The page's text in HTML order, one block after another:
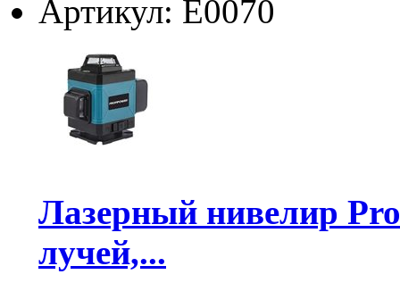
Артикул: Е0070
Лазерный нивелир
лучей,...